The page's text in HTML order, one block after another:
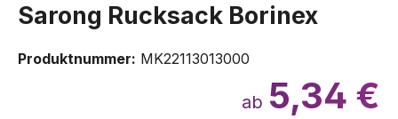
Sarong Rucksack Borinex
Produktnummer: MK22113013000
ab 5,34 €